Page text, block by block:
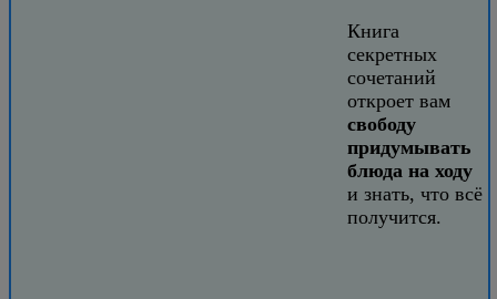
Книга
секретных
сочетаний
откроет вам
свободу
придумывать
блюда на ходу
и знать, что всё
получится.